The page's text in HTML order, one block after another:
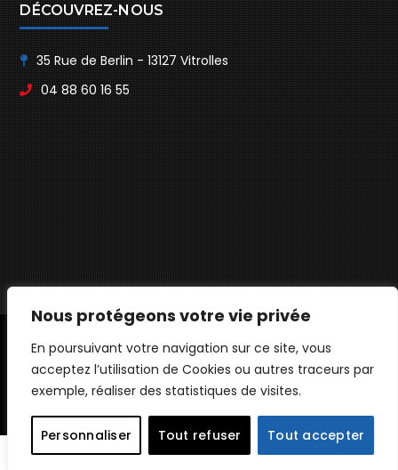
Nous protégeons votre vie privée
En poursuivant votre navigation sur ce site, vous
acceptez l’utilisation de Cookies ou autres traceurs par
exemple, réaliser des statistiques de visites.
Personnaliser Tout refuser Tout accepter
DÉCOUVREZ-NOUS
35 Rue de Berlin - 13127 Vitrolles
04 88 60 16 55
© ANH SOLUTIONS - TOUS DROITS RÉSERVÉS
POLITIQUE DE CONFIDENTIALITÉ